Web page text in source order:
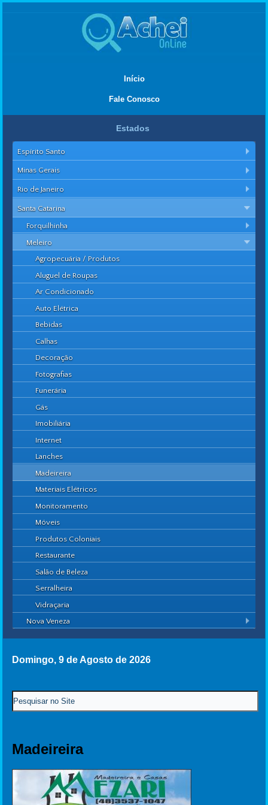
Início
Fale Conosco
Estados
Espírito Santo
Minas Gerais
Rio de Janeiro
Santa Catarina
Forquilhinha
Meleiro
Agropecuária / Produtos
Aluguel de Roupas
Ar Condicionado
Auto Elétrica
Bebidas
Calhas
Decoração
Fotografias
Funerária
Gás
Imobiliária
Internet
Lanches
Madeireira
Materiais Elétricos
Monitoramento
Móveis
Produtos Coloniais
Restaurante
Salão de Beleza
Serralheira
Vidraçaria
Nova Veneza
Domingo, 9 de Agosto de 2026
Madeireira